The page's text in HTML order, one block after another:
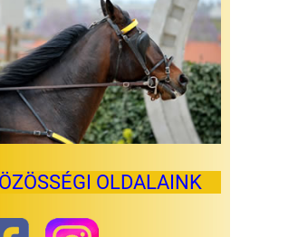
OLDALAINK